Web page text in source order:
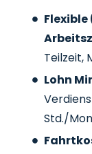
Teilzeit,
Lohn
Std./